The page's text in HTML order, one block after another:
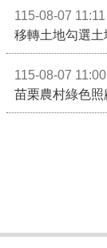
115-08-07 11:11
115-08-07 11:00